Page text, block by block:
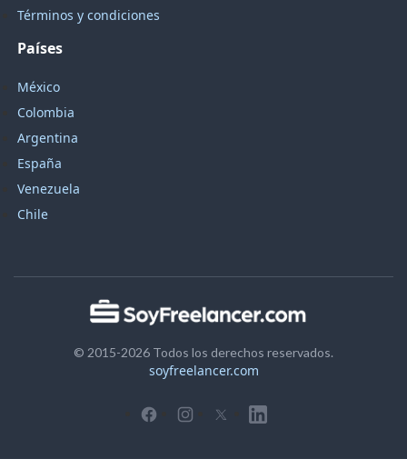
Términos y condiciones
Países
México
Colombia
Argentina
España
Venezuela
Chile
© 2015-2026 Todos los derechos reservados.
soyfreelancer.com